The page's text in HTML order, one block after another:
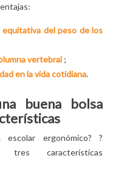
del peso de los
vertebral ;
en la vida cotidiana.
buena bolsa
ergonómico?
?
características